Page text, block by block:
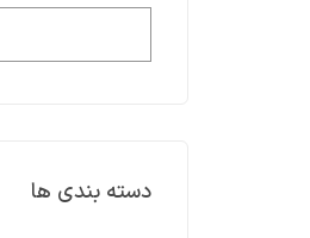
دسته بندی ها